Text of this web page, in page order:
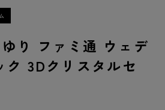
り ファミ通 ウェデ
ク 3Dクリスタルセ